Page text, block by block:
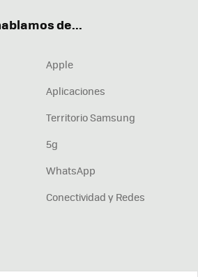
de...
Apple
Aplicaciones
Territorio Samsung
5g
WhatsApp
Conectividad y Redes